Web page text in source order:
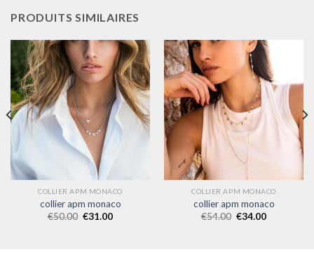
PRODUITS SIMILAIRES
COLLIER APM MONACO
collier apm monaco
€50.00 €31.00
COLLIER APM MONACO
collier apm monaco
€54.00 €34.00